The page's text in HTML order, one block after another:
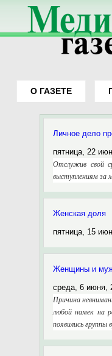
О ГАЗЕТЕ
Личное дело
пятница, 22
Отслужив свой
выступлениям за
Женская доля
пятница, 15
Женщины и
среда, 6 июня,
Причина
любой намек на
появились